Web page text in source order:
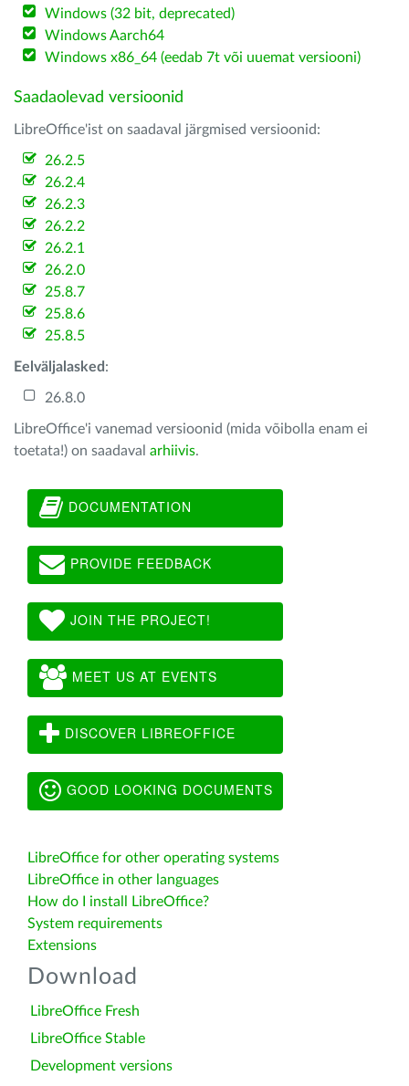
Windows (32 bit, deprecated)
Windows Aarch64
Windows x86_64 (eedab 7t või uuemat versiooni)
Saadaolevad versioonid
LibreOffice'ist on saadaval järgmised versioonid:
26.2.5
26.2.4
26.2.3
26.2.2
26.2.1
26.2.0
25.8.7
25.8.6
25.8.5
Eelväljalasked :
26.8.0
LibreOffice'i vanemad versioonid (mida võibolla enam ei
toetata!) on saadaval arhiivis.
DOCUMENTATION
PROVIDE FEEDBACK
JOIN THE PROJECT!
MEET US AT EVENTS
DISCOVER LIBREOFFICE
GOOD LOOKING DOCUMENTS
LibreOffice for other operating systems
LibreOffice in other languages
How do I install LibreOffice?
System requirements
Extensions
Download
LibreOffice Fresh
LibreOffice Stable
Development versions